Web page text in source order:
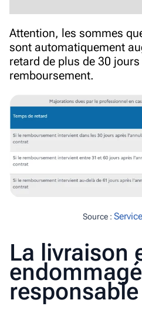
Attention, les sommes
sont automatiquement
retard de plus de 30
remboursement.
Source :
La livraison
responsable